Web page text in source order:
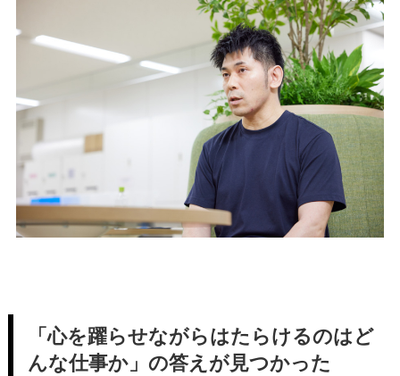
「心を躍らせながらはたらけるのはど
んな仕事か」の答えが見つかった